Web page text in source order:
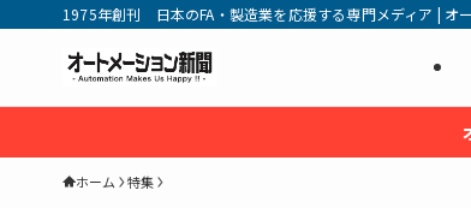
1975年創刊 日本のFA・製造業を応援する専門メディア | オ
ホーム 特集